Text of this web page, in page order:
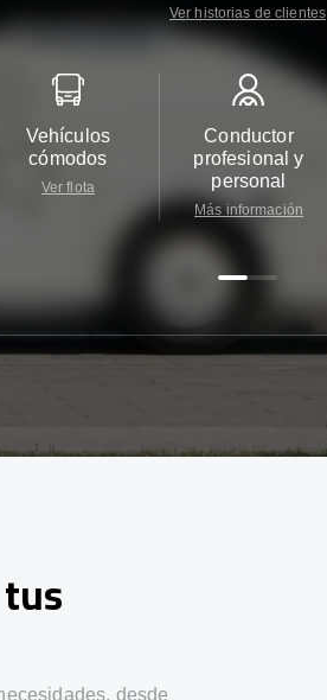
Ver historias de clientes
Vehículos
cómodos
Ver flota
Conductor
profesional y
personal
Más información
desde